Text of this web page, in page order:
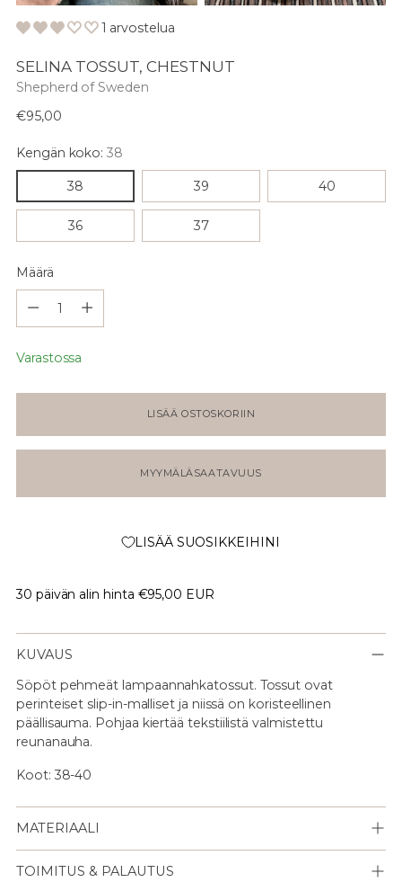
1 arvostelua
SELINA TOSSUT, CHESTNUT
Shepherd of Sweden
Normaali
€95,00
Kengän koko:38
38 39 40
36 37
Määrä
Varastossa
LISÄÄ OSTOSKORIIN
MYYMÄLÄSAATAVUUS
LISÄÄ SUOSIKKEIHINI
30 päivän alin hinta €95,00 EUR
KUVAUS
Söpöt pehmeät lampaannahkatossut. Tossut ovat
perinteiset slip-in-malliset ja niissä on koristeellinen
päällisauma. Pohjaa kiertää tekstiilistä valmistettu
reunanauha.
Koot: 38-40
MATERIAALI
TOIMITUS & PALAUTUS